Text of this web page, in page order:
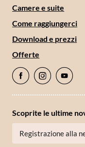
Camere e suite
Come raggiungerci
Download e prezzi
Offerte
Scoprite le ultime
Registrazione alla